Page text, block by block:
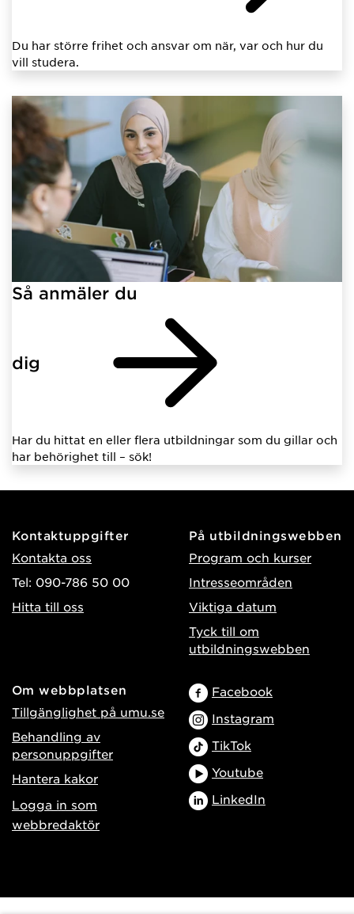
Du har större frihet och ansvar om när, var och hur du
vill studera.
Så anmäler du
dig
Har du hittat en eller flera utbildningar som du gillar och
har behörighet till – sök!
Kontaktuppgifter
Kontakta oss
Tel: 090-786 50 00
Hitta till oss
På utbildningswebben
Program och kurser
Intresseområden
Viktiga datum
Tyck till om
utbildningswebben
Om webbplatsen
Tillgänglighet på umu.se
Behandling av
personuppgifter
Hantera kakor
Logga in som
webbredaktör
Facebook
Instagram
TikTok
Youtube
LinkedIn